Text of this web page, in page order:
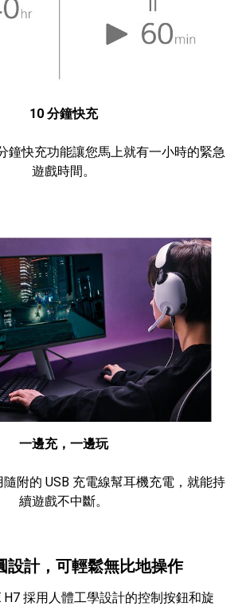
10 分鐘快充
鐘快充功能讓您馬上就有一小時的緊急
遊戲時間。
一邊充，一邊玩
附的 USB 充電線幫耳機充電，就能持
續遊戲不中斷。
設計，可輕鬆無比地操作
H7 採用人體工學設計的控制按鈕和旋